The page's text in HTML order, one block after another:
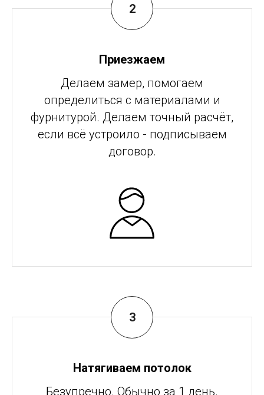
Приезжаем
Делаем замер, помогаем
определиться с материалами и
фурнитурой. Делаем точный расчёт,
если всё устроило - подписываем
договор.
Натягиваем потолок
Безупречно. Обычно за 1 день.